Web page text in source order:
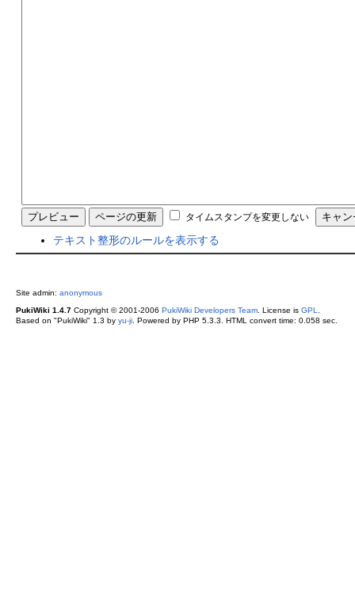
タイムスタンプを変更しない
テキスト整形のルールを表示する
Site admin: anonymous
PukiWiki 1.4.7Copyright © 2001-2006 PukiWiki Developers Team. License is GPL
Based on "PukiWiki" 1.3 by yu-ji. Powered by PHP 5.3.3. HTML convert time: 0.058 sec.